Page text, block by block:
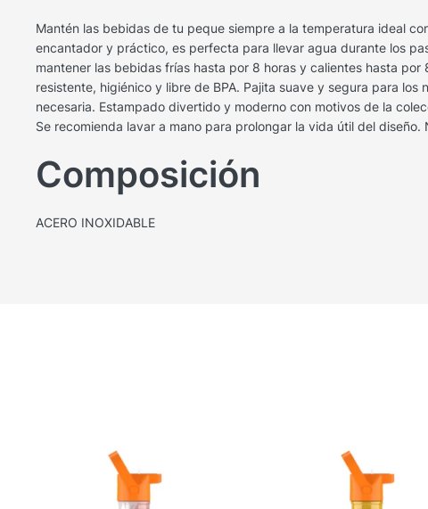
Mantén las bebidas de tu peque siempre a la temperatura ideal
encantador y práctico, es perfecta para llevar agua durante los
mantener las bebidas frías hasta por 8 horas y calientes hasta
resistente, higiénico y libre de BPA. Pajita suave y segura para
necesaria. Estampado divertido y moderno con motivos de la
Se recomienda lavar a mano para prolongar la vida útil del
Composición
ACERO INOXIDABLE